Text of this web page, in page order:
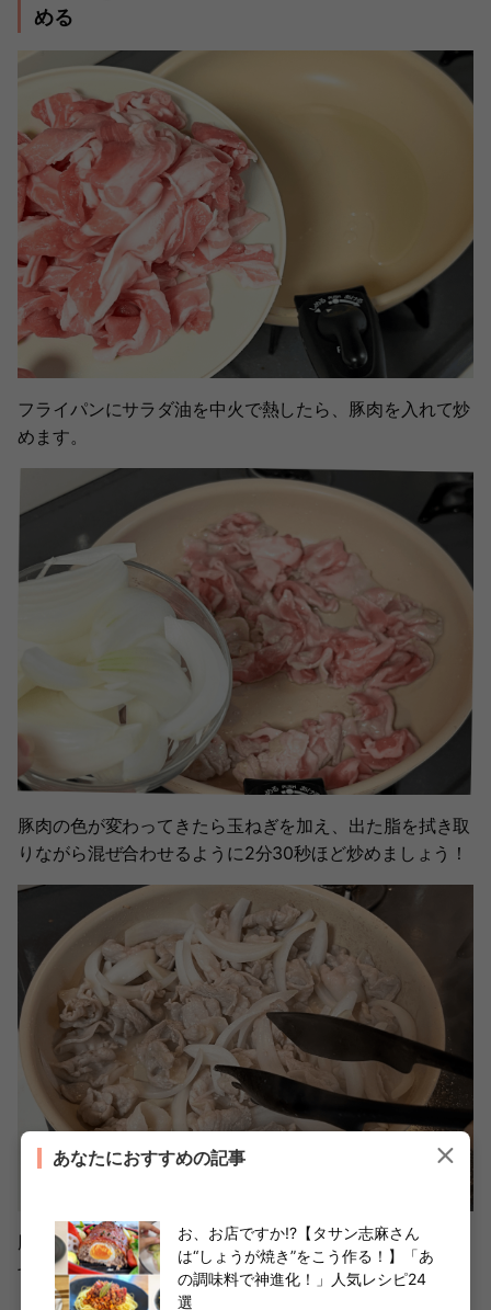
める
フライパンにサラダ油を中火で熱したら、豚肉を入れて炒
めます。
豚肉の色が変わってきたら玉ねぎを加え、出た脂を拭き取
りながら混ぜ合わせるように2分30秒ほど炒めましょう！
豚肉が薄切りなのですぐに火が通り、玉ねぎとも炒め合わ
せやすいところが、いいなと思ったポイントでした。
あなたにおすすめの記事
お、お店ですか!?【タサン志麻さん
は“しょうが焼き”をこう作る！】「あ
の調味料で神進化！」人気レシピ24
選